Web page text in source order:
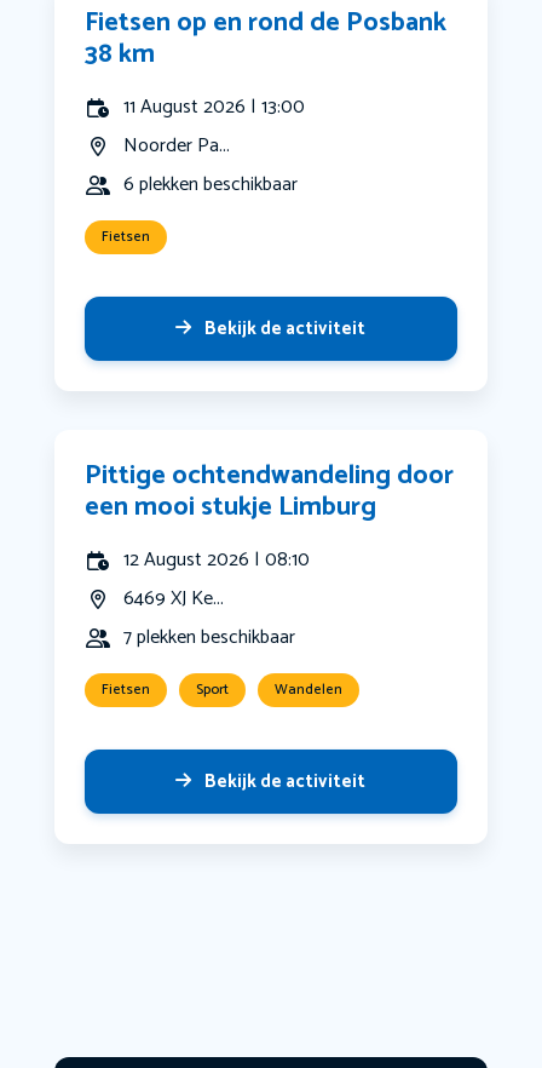
Fietsen op en rond de Posbank
38 km
11 August 2026 | 13:00
Noorder Pa...
6 plekken beschikbaar
Fietsen
Bekijk de activiteit
Pittige ochtendwandeling door
een mooi stukje Limburg
12 August 2026 | 08:10
6469 XJ Ke...
7 plekken beschikbaar
Fietsen Sport Wandelen
Bekijk de activiteit